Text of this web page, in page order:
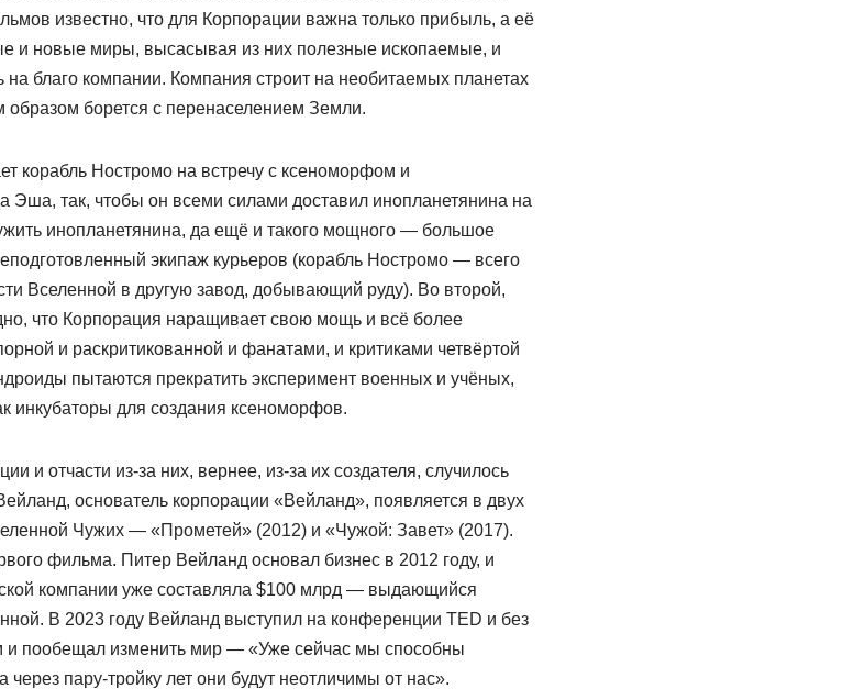
известно, что для Корпорации важна только прибыль, а её
и новые миры, высасывая из них полезные ископаемые, и
на благо компании. Компания строит на необитаемых планетах
борется с перенаселением Земли.
корабль Ностромо на встречу с ксеноморфом и
Эша, так, чтобы он всеми силами доставил инопланетянина на
инопланетянина, да ещё и такого мощного — большое
экипаж курьеров (корабль Ностромо — всего
Вселенной в другую завод, добывающий руду). Во второй,
что Корпорация наращивает свою мощь и всё более
и раскритикованной и фанатами, и критиками четвёртой
пытаются прекратить эксперимент военных и учёных,
инкубаторы для создания ксеноморфов.
и отчасти из-за них, вернее, из-за их создателя, случилось
основатель корпорации «Вейланд», появляется в двух
Чужих — «Прометей» (2012) и «Чужой: Завет» (2017).
фильма. Питер Вейланд основал бизнес в 2012 году, и
компании уже составляла $100 млрд — выдающийся
В 2023 году Вейланд выступил на конференции TED и без
и пообещал изменить мир — «Уже сейчас мы способны
через пару-тройку лет они будут неотличимы от нас».